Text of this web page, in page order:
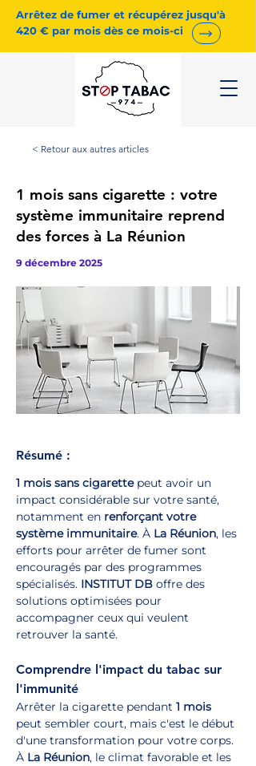
Arrêtez de fumer et récupérez jusqu'à
420 € par mois dès ce mois-ci
< Retour aux autres articles
1 mois sans cigarette : votre
système immunitaire reprend
des forces à La Réunion
9 décembre 2025
Résumé :
1 mois sans cigarette peut avoir un
impact considérable sur votre santé,
notamment en renforçant votre
système immunitaire. À La Réunion, les
efforts pour arrêter de fumer sont
encouragés par des programmes
spécialisés. INSTITUT DB offre des
solutions optimisées pour
accompagner ceux qui veulent
retrouver la santé.
Comprendre l'impact du tabac sur
l'immunité
Arrêter la cigarette pendant 1 mois
peut sembler court, mais c'est le début
d'une transformation pour votre corps.
À La Réunion, le climat favorable et les